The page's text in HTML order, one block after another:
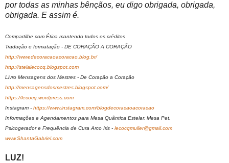
por todas as minhas bênçãos, eu digo obrigada, obrigada,
obrigada. E assim é.
Compartilhe com Ética mantendo todos os créditos
Tradução e formatação - DE CORAÇÃO A CORAÇÃO
http://www.decoracaoacoracao.blog.br/
http://stelalecocq.blogspot.com
Livro Mensagens dos Mestres - De Coração a Coração
http://mensagensdosmestres.blogspot.com/
https://lecocq.wordpress.com
Instagram - https://www.instagram.com/blogdecoracaoacoracao
Informações e Agendamentos para Mesa Quântica Estelar, Mesa Pet,
Psicogerador e Frequência de Cura Arco Iris - lecocqmuller@gmail.com
www.ShantaGabriel.com
LUZ!